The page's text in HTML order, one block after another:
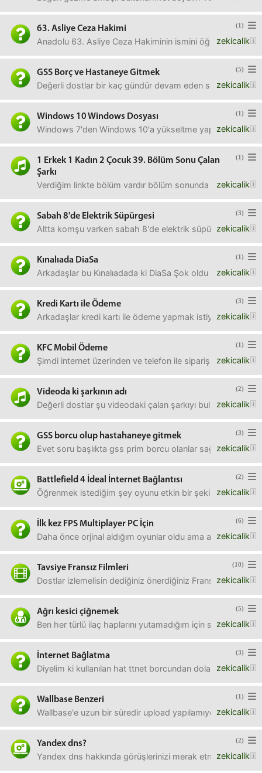
(1)
63. Asliye Ceza Hakimi
zekicalik
Anadolu 63. Asliye Ceza Hakiminin ismini öğrenmek
(5)
GSS Borç ve Hastaneye Gitmek
zekicalik
Değerli dostlar bir kaç gündür devam eden sol kulak
(1)
Windows 10 Windows Dosyası
zekicalik
Windows 7'den Windows 10'a yükseltme yaptım
(1)
1 Erkek 1 Kadın 2 Çocuk 39. Bölüm Sonu Çalan
Şarkı
zekicalik
Verdiğim linkte bölüm vardır bölüm sonunda çalan
(3)
Sabah 8'de Elektrik Süpürgesi
zekicalik
Altta komşu varken sabah 8'de elektrik süpürgesi ile
(1)
Kınalıada DiaSa
zekicalik
Arkadaşlar bu Kınalıadada ki DiaSa Şok oldu mu? Yani
(3)
Kredi Kartı ile Ödeme
zekicalik
Arkadaşlar kredi kartı ile ödeme yapmak istiyorum ama
(1)
KFC Mobil Ödeme
zekicalik
Şimdi internet üzerinden ve telefon ile siparişlerde bu
(2)
Videoda ki şarkının adı
zekicalik
Değerli dostlar şu videodaki çalan şarkıyı bulmak
(3)
GSS borcu olup hastahaneye gitmek
zekicalik
Evet soru başlıkta gss prim borcu olanlar sağlık hizmeti
(2)
Battlefield 4 İdeal İnternet Bağlantısı
zekicalik
Öğrenmek istediğim şey oyunu etkin bir şekilde
(6)
İlk kez FPS Multiplayer PC İçin
zekicalik
Daha önce orjinal aldığım oyunlar oldu ama açık
(10)
Tavsiye Fransız Filmleri
zekicalik
Dostlar izlemelisin dediğiniz önerdiğiniz Fransız filmleri
(5)
Ağrı kesici çiğnemek
zekicalik
Ben her türlü ilaç haplarını yutamadığım için su ile
(3)
İnternet Bağlatma
zekicalik
Diyelim ki kullanılan hat ttnet borcundan dolayı
(1)
Wallbase Benzeri
zekicalik
Wallbase'e uzun bir süredir upload yapılamıyor buda
(2)
Yandex dns?
zekicalik
Yandex dns hakkında görüşlerinizi merak etmekteyim,